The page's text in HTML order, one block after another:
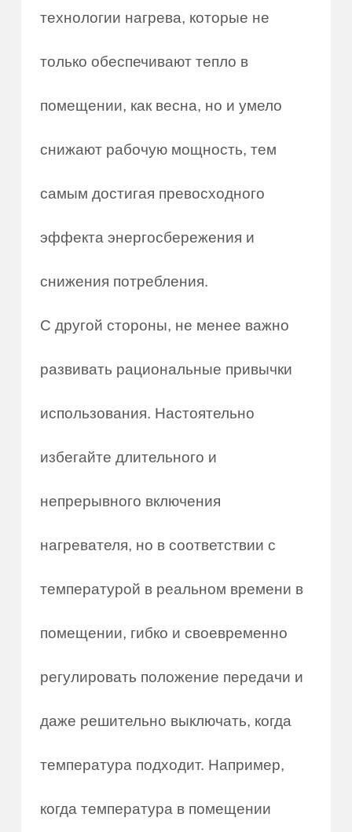
технологии нагрева, которые не
только обеспечивают тепло в
помещении, как весна, но и умело
снижают рабочую мощность, тем
самым достигая превосходного
эффекта энергосбережения и
снижения потребления.
С другой стороны, не менее важно
развивать рациональные привычки
использования. Настоятельно
избегайте длительного и
непрерывного включения
нагревателя, но в соответствии с
температурой в реальном времени в
помещении, гибко и своевременно
регулировать положение передачи и
даже решительно выключать, когда
температура подходит. Например,
когда температура в помещении